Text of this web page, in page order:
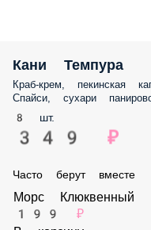
Кани Темпура
Краб-крем, пекинская
сухари панировочные
8 шт.
349 ₽
Часто берут вместе
Морс Клюквенный 500
199 ₽